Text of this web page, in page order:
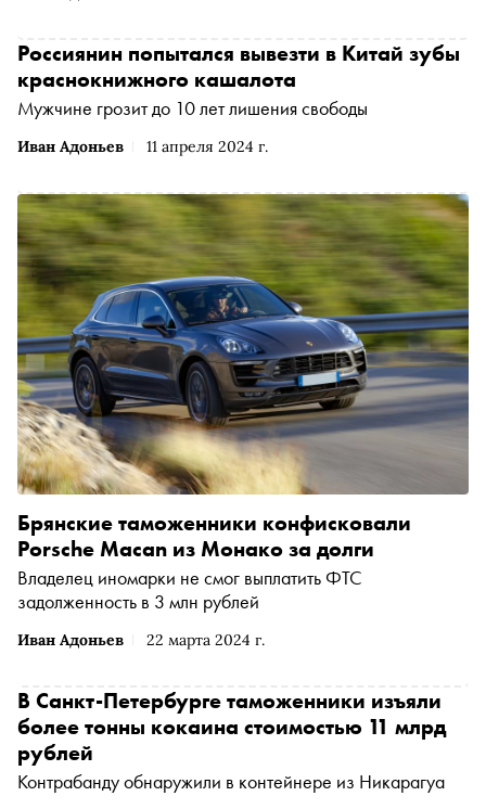
Иван Адоньев 11 апреля 2024 г.
Россиянин попытался вывезти в Китай зубы
краснокнижного кашалота
Мужчине грозит до 10 лет лишения свободы
Иван Адоньев 22 марта 2024 г.
Брянские таможенники конфисковали
Porsche Macan из Монако за долги
Владелец иномарки не смог выплатить ФТС
задолженность в 3 млн рублей
В Санкт-Петербурге таможенники изъяли
более тонны кокаина стоимостью 11 млрд
рублей
Контрабанду обнаружили в контейнере из Никарагуа